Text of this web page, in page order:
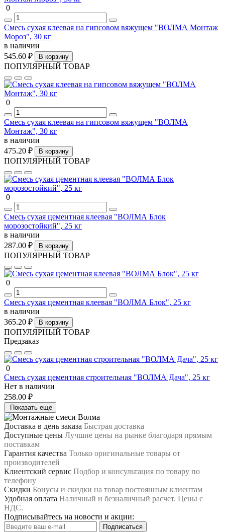
0
Смесь сухая клеевая на гипсовом вяжущем "ВОЛМА Монтаж
Мороз", 30 кг
в наличии
545.60 ₽
В корзину
ПОПУЛЯРНЫЙ ТОВАР
0
Смесь сухая клеевая на гипсовом вяжущем "ВОЛМА
Монтаж", 30 кг
в наличии
475.20 ₽
В корзину
ПОПУЛЯРНЫЙ ТОВАР
0
Смесь сухая цементная клеевая "ВОЛМА Блок
морозостойкий", 25 кг
в наличии
287.00 ₽
В корзину
ПОПУЛЯРНЫЙ ТОВАР
0
Смесь сухая цементная клеевая "ВОЛМА Блок", 25 кг
в наличии
365.20 ₽
В корзину
ПОПУЛЯРНЫЙ ТОВАР
Предзаказ
0
Смесь сухая цементная строительная "ВОЛМА Дача", 25 кг
Нет в наличии
258.00 ₽
Показать еще
Доставка в день заказа Быстрая доставка
Доступные цены Лучшие цены на рынке благодаря прямым
поставкам
Гарантия качества Только оригинальные товары от
производителей
Клиентский сервис Подбор и консультация по товару по
телефону
Скидки Бонусы и скидки на товар постоянным клиентам
Удобная оплата Наличный и безналичный расчет. Цены с
НДС.
Подписывайтесь на новости и акции:
Подписаться